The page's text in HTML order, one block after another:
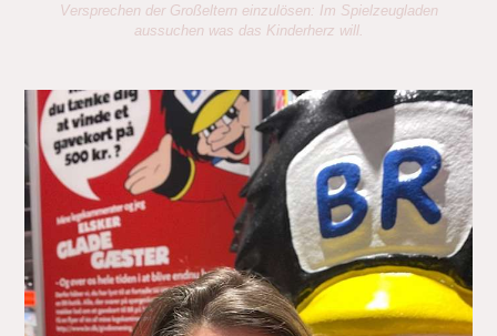
Versprechen der Großeltern einzulösen: Im Spielzeugladen
aussuchen was das Kinderherz will.